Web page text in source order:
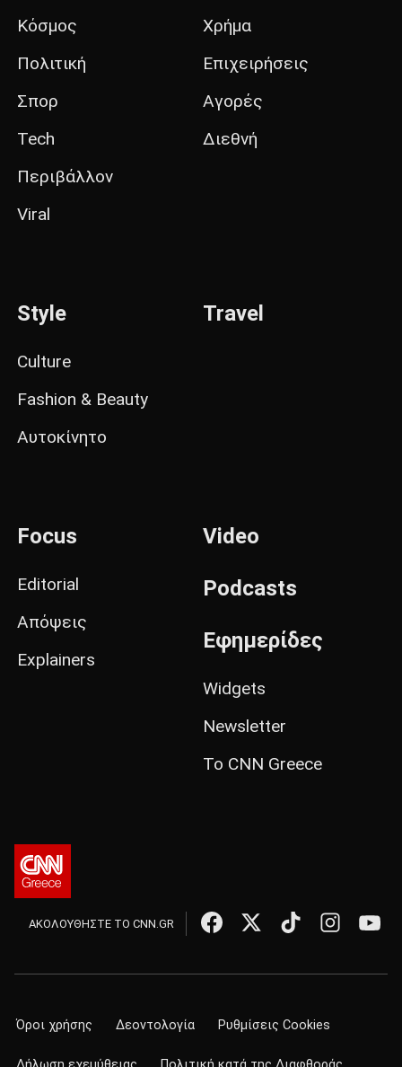
Κόσμος
Πολιτική
Σπορ
Tech
Περιβάλλον
Viral
Χρήμα
Επιχειρήσεις
Αγορές
Διεθνή
Style
Culture
Fashion & Beauty
Αυτοκίνητο
Travel
Focus
Editorial
Απόψεις
Explainers
Video
Podcasts
Εφημερίδες
Widgets
Newsletter
Το CNN Greece
ΑΚΟΛΟΥΘΗΣΤΕ ΤΟ CNN.GR
Όροι χρήσης Δεοντολογία Ρυθμίσεις Cookies